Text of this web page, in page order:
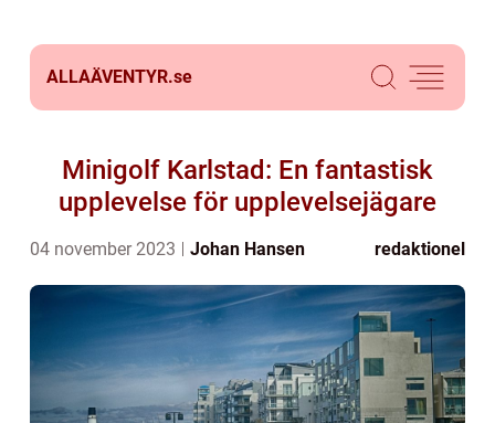
ALLAÄVENTYR.se
Minigolf Karlstad: En fantastisk
upplevelse för upplevelsejägare
04 november 2023 Johan Hansen redaktionel